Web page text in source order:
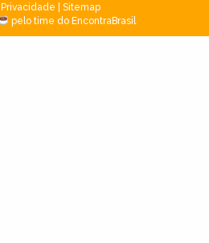
Privacidade
Sitemap
pelo time do EncontraBrasil